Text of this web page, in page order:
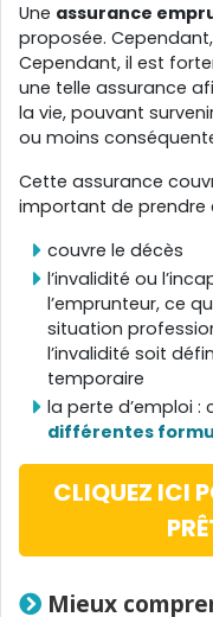
Une assurance
proposée. Cependant,
Cependant, il est
une telle assurance
la vie, pouvant
ou moins
Cette assurance
important de prendre
couvre le décès
l’invalidité ou
l’emprunteur, ce
situation
l’invalidité soit
temporaire
la perte d’emploi
différentes
CLIQUEZ ICI
Mieux